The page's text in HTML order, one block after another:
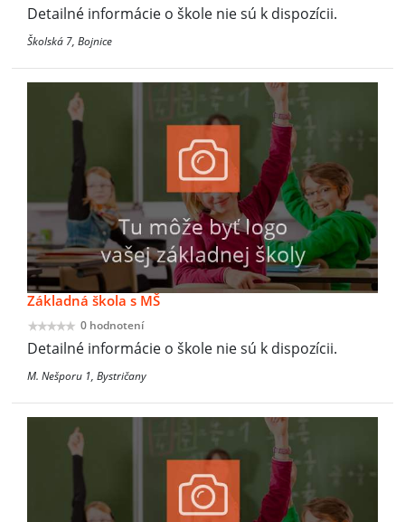
Detailné informácie o škole nie sú k dispozícii.
Školská 7, Bojnice
Základná škola s MŠ
0 hodnotení
Detailné informácie o škole nie sú k dispozícii.
M. Nešporu 1, Bystričany